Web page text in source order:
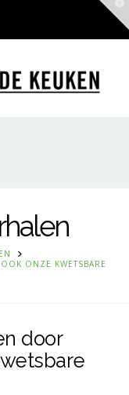
ONZE KWETSBARE
door